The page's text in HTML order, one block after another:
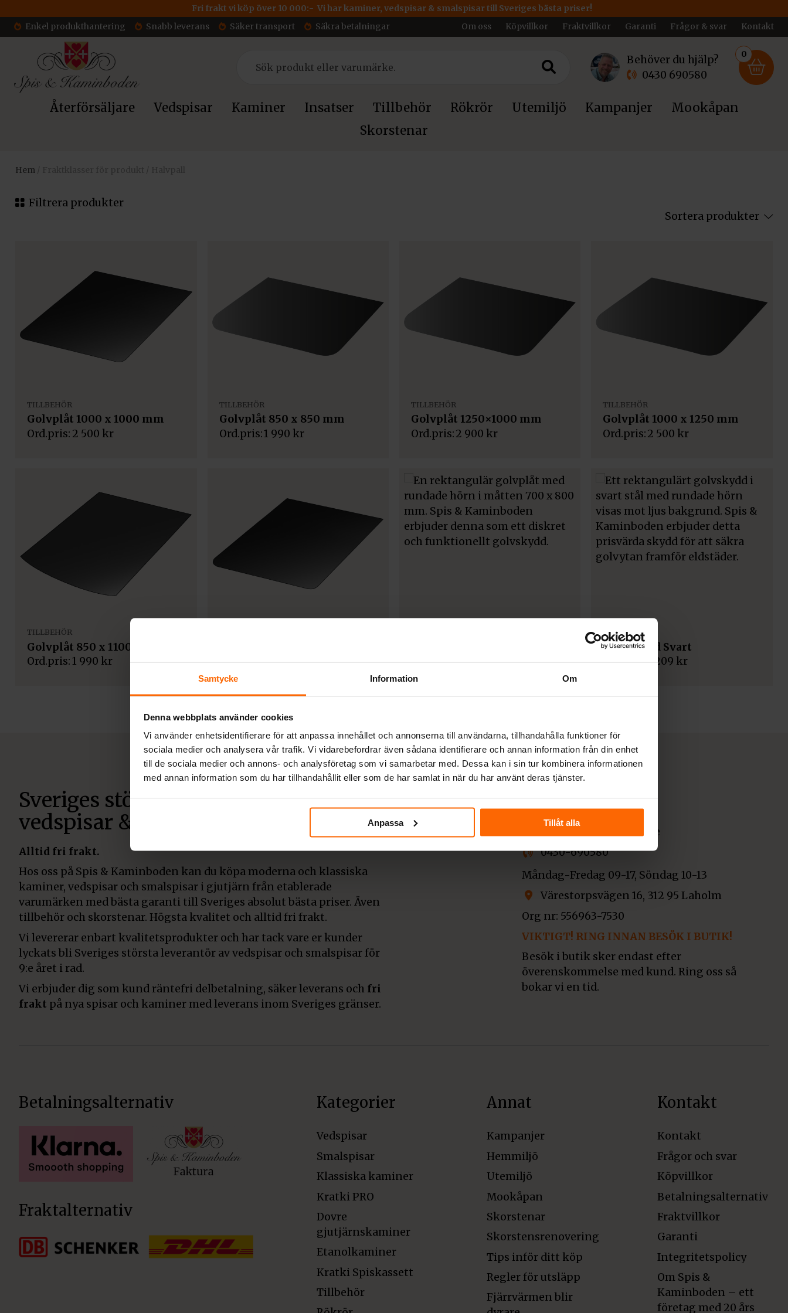
Samtycke Information Om
Denna webbplats använder cookies
Vi använder enhetsidentifierare för att anpassa innehållet och annonserna till användarna, tillhandahålla funktioner för
sociala medier och analysera vår trafik. Vi vidarebefordrar även sådana identifierare och annan information från din enhet
till de sociala medier och annons- och analysföretag som vi samarbetar med. Dessa kan i sin tur kombinera informationen
med annan information som du har tillhandahållit eller som de har samlat in när du har använt deras tjänster.
Anpassa Tillåt alla
Fri frakt vi köp över 10 000:- Vi har kaminer, vedspisar & smalspisar till Sveriges bästa priser!
Enkel produkthantering
Snabb leverans Säker transport Säkra betalningar Om oss Köpvillkor Fraktvillkor Garanti Frågor & svar Kontakt
Behöver du hjälp?
0430 690580
0
Återförsäljare Vedspisar Kaminer Insatser Tillbehör Rökrör Utemiljö Kampanjer
Mookåpan
Skorstenar
Hem
Filtrera produkter
Sortera produkter
TILLBEHÖR
Golvplåt 1000 x 1000 mm
2 500 kr
TILLBEHÖR
Golvplåt 850 x 850 mm
1 990 kr
TILLBEHÖR
Golvplåt 1250×1000 mm
2 900 kr
TILLBEHÖR
Golvplåt 1000 x 1250 mm
2 500 kr
TILLBEHÖR
Golvplåt 850 x 1100 mm
1 990 kr
TILLBEHÖR
Golvskydd Svart
1 209 kr
Sveriges största återförsäljare av
vedspisar & smalspisar
Alltid fri frakt.
Hos oss på Spis & Kaminboden kan du köpa moderna och klassiska
kaminer, vedspisar och smalspisar i gjutjärn från etablerade
varumärken med bästa garanti till Sveriges absolut bästa priser. Även
tillbehör och skorstenar. Högsta kvalitet och alltid fri frakt.
Vi levererar enbart kvalitetsprodukter och har tack vare er kunder
lyckats bli Sveriges största leverantör av vedspisar och smalspisar för
9:e året i rad.
Vi erbjuder dig som kund räntefri delbetalning, säker leverans och fri
frakt på nya spisar och kaminer med leverans inom Sveriges gränser.
info@spisochkamin.se
0430-690580
Måndag-Fredag 09-17, Söndag 10-13
Värestorpsvägen 16, 312 95 Laholm
Org nr: 556963-7530
VIKTIGT! RING INNAN BESÖK I BUTIK!
Besök i butik sker endast efter
överenskommelse med kund. Ring oss så
bokar vi en tid.
Betalningsalternativ
Fraktalternativ
Kategorier
Vedspisar
Smalspisar
Klassiska kaminer
Kratki PRO
Dovre
gjutjärnskaminer
Etanolkaminer
Kratki Spiskassett
Tillbehör
Annat
Kampanjer
Hemmiljö
Utemiljö
Mookåpan
Skorstenar
Skorstensrenovering
Tips inför ditt köp
Regler för utsläpp
Fjärrvärmen blir
Kontakt
Kontakt
Frågor och svar
Köpvillkor
Betalningsalternativ
Fraktvillkor
Garanti
Integritetspolicy
Om Spis &
Kaminboden – ett
företag med 20 års